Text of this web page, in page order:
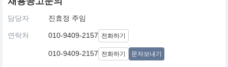
담당자 진효정 주임
연락처 010-9409-2157 전화하기
010-9409-2157 전화하기 문자보내기